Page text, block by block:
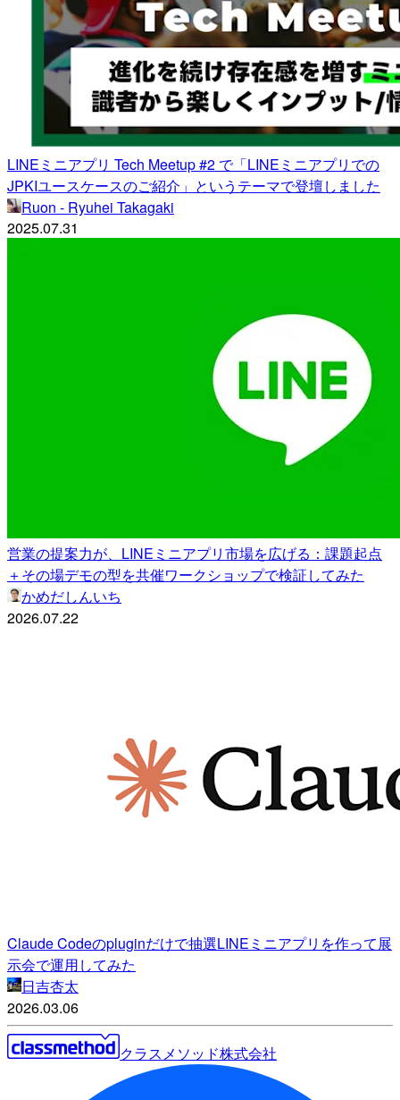
LINEミニアプリ Tech Meetup #2 で「LINEミニアプリでの
JPKIユースケースのご紹介」というテーマで登壇しました
Ruon - Ryuhei Takagaki
2025.07.31
営業の提案力が、LINEミニアプリ市場を広げる：課題起点
＋その場デモの型を共催ワークショップで検証してみた
かめだしんいち
2026.07.22
Claude Codeのpluginだけで抽選LINEミニアプリを作って展
示会で運用してみた
日吉杏太
2026.03.06
クラスメソッド株式会社